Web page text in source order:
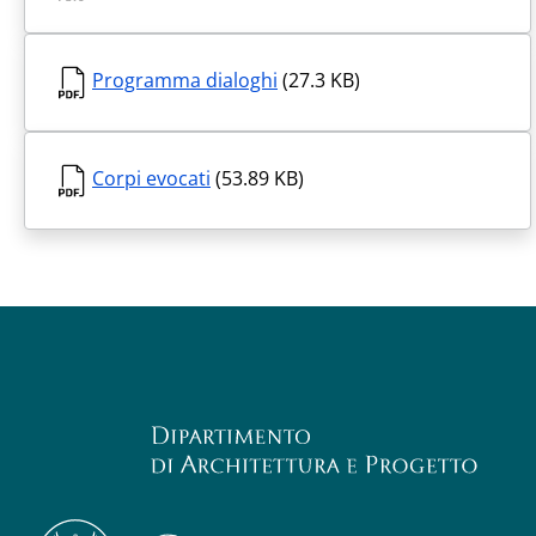
Programma dialoghi (27.3 KB)
Corpi evocati (53.89 KB)